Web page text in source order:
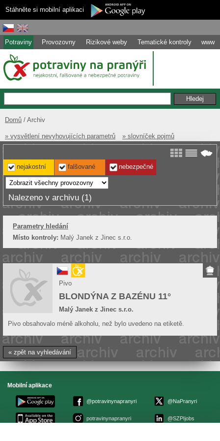
Stáhněte si mobilní aplikaci
Potraviny Provozovny Rizikové weby Tematické kontroly www
Domů Archiv
» vysvětlení nevyhovujících parametrů » slovníček pojmů
nejakostní falšované nebezpečné
Nalezeno v archivu (1)
Parametry hledání
Místo kontroly: Malý Janek z Jinec s.r.o.
Pivo
BLONDÝNA Z BAZÉNU 11°
Malý Janek z Jinec s.r.o.
Pivo obsahovalo méně alkoholu, než bylo uvedeno na etiketě.
« zpět na vyhledávání
Mobilní aplikace
@potravinynapranyri
potravinynapranyri
@NaPranyri
@SZPIjobs